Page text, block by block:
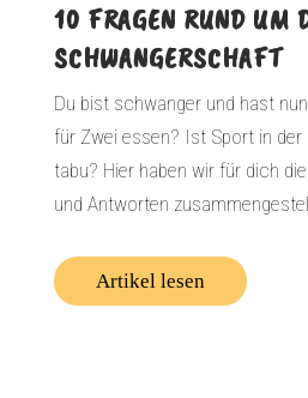
10 FRAGEN RUND UM
SCHWANGERSCHAFT
Du bist schwanger und hast
für Zwei essen? Ist Sport in
tabu? Hier haben wir für dich
und Antworten
Artikel lesen